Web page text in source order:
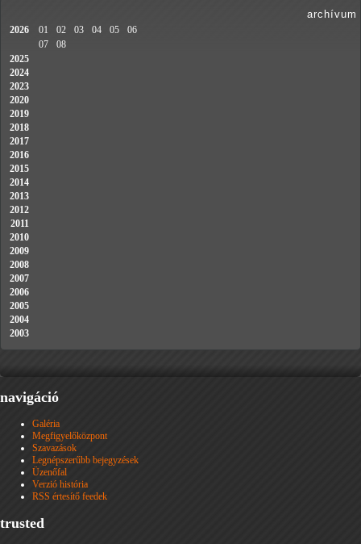
archívum
2026 01 02 03 04 05
06
07
08
2025
2024
2023
2020
2019
2018
2017
2016
2015
2014
2013
2012
2011
2010
2009
2008
2007
2006
2005
2004
2003
navigáció
Galéria
Megfigyelőközpont
Szavazások
Legnépszerűbb bejegyzések
Üzenőfal
Verzió história
RSS értesítő feedek
trusted